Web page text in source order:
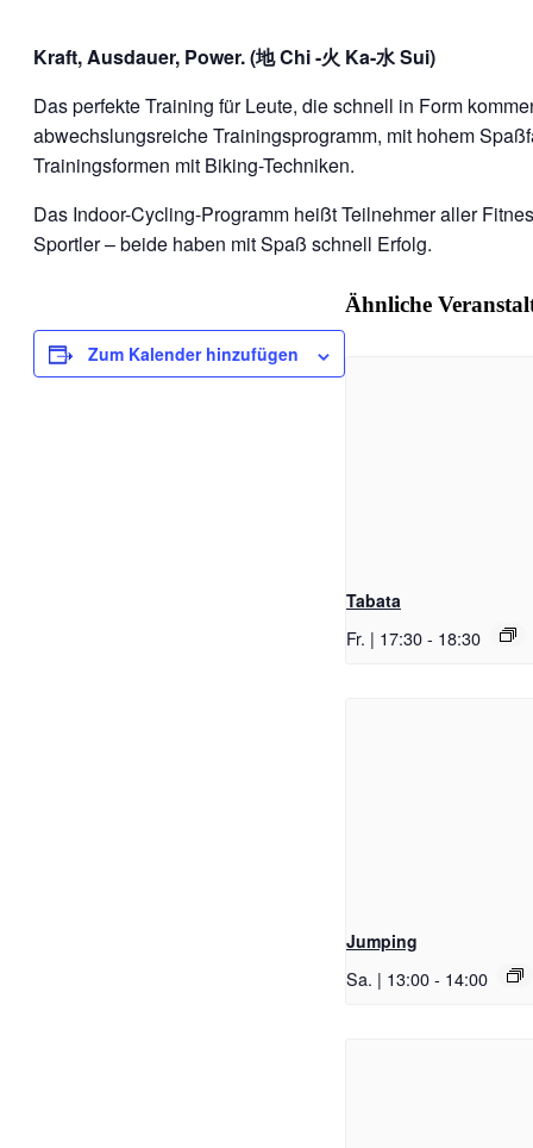
Kraft, Ausdauer, Power. (地 Chi -火 Ka-水 Sui)
Das perfekte Training für Leute, die schnell in Form
abwechslungsreiche Trainingsprogramm, mit hohem
Trainingsformen mit Biking-Techniken.
Das Indoor-Cycling-Programm heißt Teilnehmer aller
Sportler – beide haben mit Spaß schnell Erfolg.
Zum Kalender hinzufügen
Ähnliche
Tabata
Fr. | 17:30- 18:30
Jumping
Sa. | 13:00- 14:00